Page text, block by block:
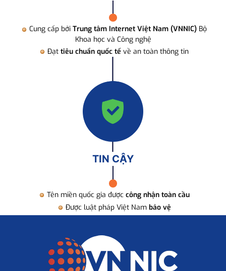
Cung cấp bởi Trung tâm Internet Việt Nam (VNNIC) Bộ
Khoa học và Công nghệ
Đạt tiêu chuẩn quốc tế về an toàn thông tin
TIN CẬY
Tên miền quốc gia được công nhận toàn cầu
Được luật pháp Việt Nam bảo vệ